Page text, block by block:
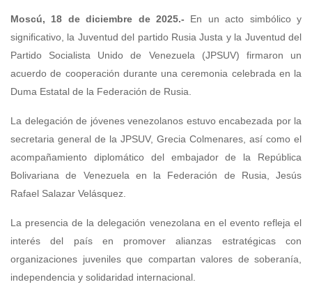
Moscú, 18 de diciembre de 2025.- En un acto simbólico y
significativo, la Juventud del partido Rusia Justa y la Juventud del
Partido Socialista Unido de Venezuela (JPSUV) firmaron un
acuerdo de cooperación durante una ceremonia celebrada en la
Duma Estatal de la Federación de Rusia.
La delegación de jóvenes venezolanos estuvo encabezada por la
secretaria general de la JPSUV, Grecia Colmenares, así como el
acompañamiento diplomático del embajador de la República
Bolivariana de Venezuela en la Federación de Rusia, Jesús
Rafael Salazar Velásquez.
La presencia de la delegación venezolana en el evento refleja el
interés del país en promover alianzas estratégicas con
organizaciones juveniles que compartan valores de soberanía,
independencia y solidaridad internacional.